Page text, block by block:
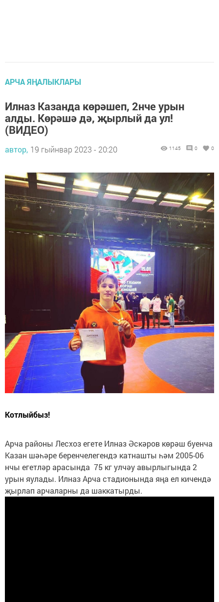
АРЧА ЯҢАЛЫКЛАРЫ
Илназ Казанда көрәшеп, 2нче урын
алды. Көрәшә дә, җырлый да ул!
(ВИДЕО)
автор, 19 гыйнвар 2023 - 20:20 1145 0 0
Котлыйбыз!
Арча районы Лесхоз егете Илназ Әскәров көрәш буенча
Казан шәһәре беренчелегендэ катнашты һәм 2005-06
нчы егетләр арасында 75 кг улчәу авырлыгында 2
урын яулады. Илназ Арча стадионында яңа ел кичендә
җырлап арчаларны да шаккатырды.